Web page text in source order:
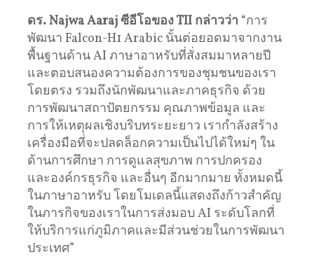
ดร. Najwa Aaraj ซีอีโอของ TII กล่าวว่า “การ
พัฒนา Falcon-H1 Arabic นั้นต่อยอดมาจากงาน
พื้นฐานด้าน AI ภาษาอาหรับที่สั่งสมมาหลายปี
และตอบสนองความต้องการของชุมชนของเรา
โดยตรง รวมถึงนักพัฒนาและภาคธุรกิจ ด้วย
การพัฒนาสถาปัตยกรรม คุณภาพข้อมูล และ
การให้เหตุผลเชิงบริบทระยะยาว เรากำลังสร้าง
เครื่องมือที่จะปลดล็อกความเป็นไปได้ใหม่ๆ ใน
ด้านการศึกษา การดูแลสุขภาพ การปกครอง
และองค์กรธุรกิจ และอื่นๆ อีกมากมาย ทั้งหมดนี้
ในภาษาอาหรับ โดยโมเดลนี้แสดงถึงก้าวสำคัญ
ในภารกิจของเราในการส่งมอบ AI ระดับโลกที่
ให้บริการแก่ภูมิภาคและมีส่วนช่วยในการพัฒนา
ประเทศ”